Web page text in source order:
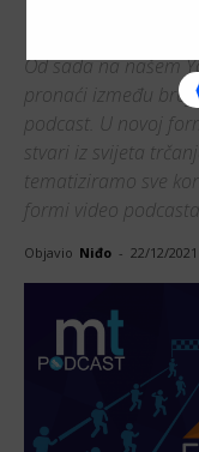
Od sada na našem
pronaći između
podcast. U novoj
stvari iz svijeta
tematiziramo sve
formi video podcasta.
Objavio Niđo - 22/12/2021